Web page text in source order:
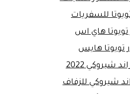
للسفريات
تويوتا هاي اس
تويوتا هايس
شيروكي 2022
شيروكي للزفاف